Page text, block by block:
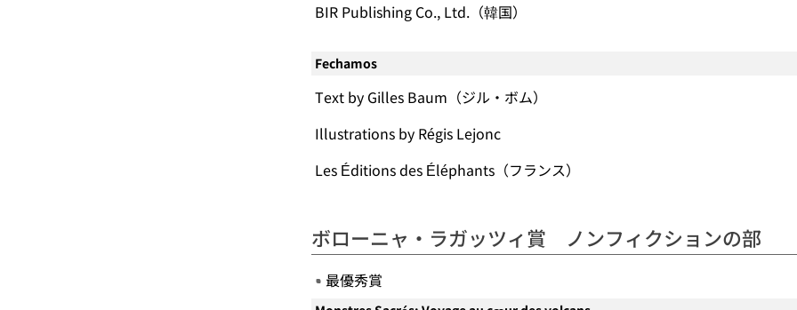
BIR Publishing Co., Ltd.（韓国）
Fechamos
Text by Gilles Baum（ジル・ボム）
Illustrations by Régis Lejonc
Les Éditions des Éléphants（フランス）
ボローニャ・ラガッツィ賞 ノンフィクションの部
最優秀賞